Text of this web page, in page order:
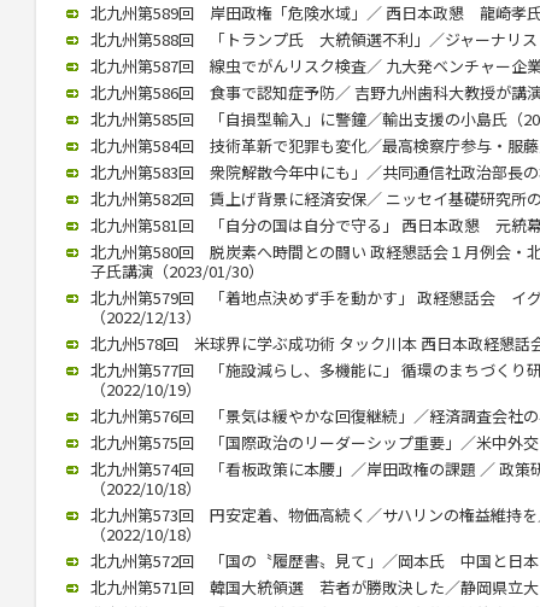
北九州第589回 岸田政権「危険水域」／ 西日本政懇 龍崎孝
北九州第588回 「トランプ氏 大統領選不利」／ジャーナリ
北九州第587回 線虫でがんリスク検査／ 九大発ベンチャー企
北九州第586回 食事で認知症予防／ 吉野九州歯科大教授が講
北九州第585回 「自損型輸入」に警鐘／輸出支援の小島氏（
北九州第584回 技術革新で犯罪も変化／最高検察庁参与・服
北九州第583回 衆院解散今年中にも」／共同通信社政治部長
北九州第582回 賃上げ背景に経済安保／ ニッセイ基礎研究所
北九州第581回 「自分の国は自分で守る」 西日本政懇 元統
北九州第580回 脱炭素へ時間との闘い 政経懇話会１月例会・
子氏講演（2023/01/30）
北九州第579回 「着地点決めず手を動かす」 政経懇話会 イ
（2022/12/13）
北九州578回 米球界に学ぶ成功術 タック川本 西日本政経懇話
北九州第577回 「施設減らし、多機能に」 循環のまちづくり
（2022/10/19）
北九州第576回 「景気は緩やかな回復継続」／経済調査会社
北九州第575回 「国際政治のリーダーシップ重要」／米中外
北九州第574回 「看板政策に本腰」／岸田政権の課題 ／ 政策
（2022/10/18）
北九州第573回 円安定着、物価高続く／サハリンの権益維持
（2022/10/18）
北九州第572回 「国の〝履歴書〟見て」／岡本氏 中国と日
北九州第571回 韓国大統領選 若者が勝敗決した／静岡県立